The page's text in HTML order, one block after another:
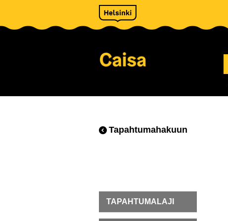
Tapahtumahakuun
TAPAHTUMALAJI